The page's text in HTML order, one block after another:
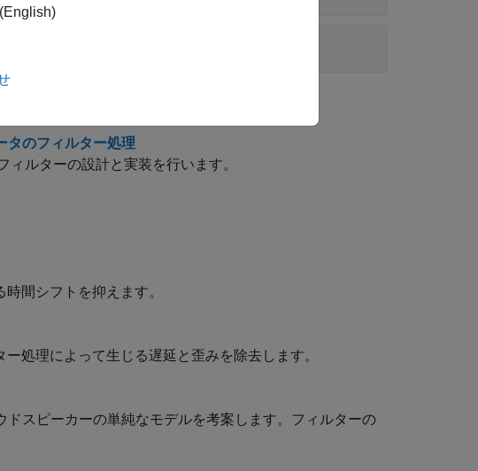
のフィルター処理
ルターの設計と実装を行います。
間シフトを抑えます。
処理によって生じる遅延と歪みを除去します。
スピーカーの単純なモデルを考案します。フィルターの
(English)